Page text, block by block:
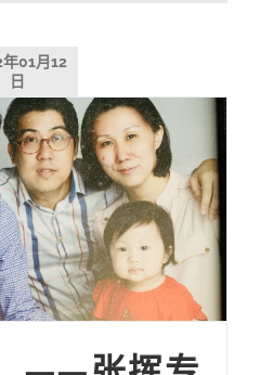
01月12
日